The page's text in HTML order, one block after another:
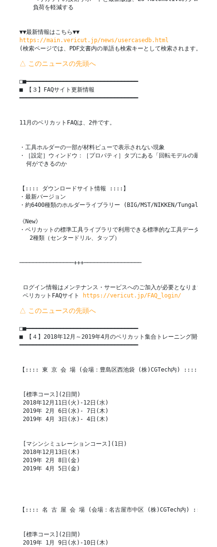
    負荷を軽減する
https://main.vericut.jp/news/usercasedb.html
(検索ページでは、PDF文書内の単語も検索キーとして検索されます。）
△ このニュースの先頭へ
□■━━━━━━━━━━━━━━━━━━━━━━━━━━━━━━━━━
■ 【３】FAQサイト更新情報
━━━━━━━━━━━━━━━━━━━━━━━━━━━━━━━━━━━
11月のベリカットFAQは、2件です。
・工具ホルダーの一部が材料ビューで表示されない現象
・［設定］ウィンドウ：［プロパティ］タブにある「回転モデルの最適化
  何ができるのか
【:::: ダウンロードサイト情報 ::::】
・最新バージョン
・約6400種類のホルダーライブラリー (BIG/MST/NIKKEN/Tungaloy)
《New》
・ベリカットの標準工具ライブラリで利用できる標準的な工具データ
   2種類（センタードリル、タップ）
────────────────+++─────────────────
ログイン情報はメンテナンス・サービスへのご加入が必要となります。
ベリカットFAQサイト
https://vericut.jp/FAQ_login/
△ このニュースの先頭へ
□■━━━━━━━━━━━━━━━━━━━━━━━━━━━━━━━━━
■ 【４】2018年12月～2019年4月のベリカット集合トレーニング開催予定
━━━━━━━━━━━━━━━━━━━━━━━━━━━━━━━━━━━
【:::: 東 京 会 場 (会場：豊島区西池袋 (株)CGTech内) ::::】
[標準コース](2日間)
2018年12月11日(火)-12日(水)
2019年 2月 6日(水)- 7日(木)
2019年 4月 3日(水)- 4日(木)
[マシンシミュレーションコース](1日)
2018年12月13日(木)
2019年 2月 8日(金)
2019年 4月 5日(金)
【:::: 名 古 屋 会 場 (会場：名古屋市中区 (株)CGTech内) ::::】
[標準コース](2日間)
2019年 1月 9日(水)-10日(木)